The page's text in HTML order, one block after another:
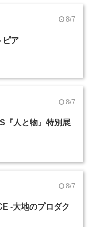
8/7
ピア
8/7
『人と物』特別展
8/7
-大地のプロダク